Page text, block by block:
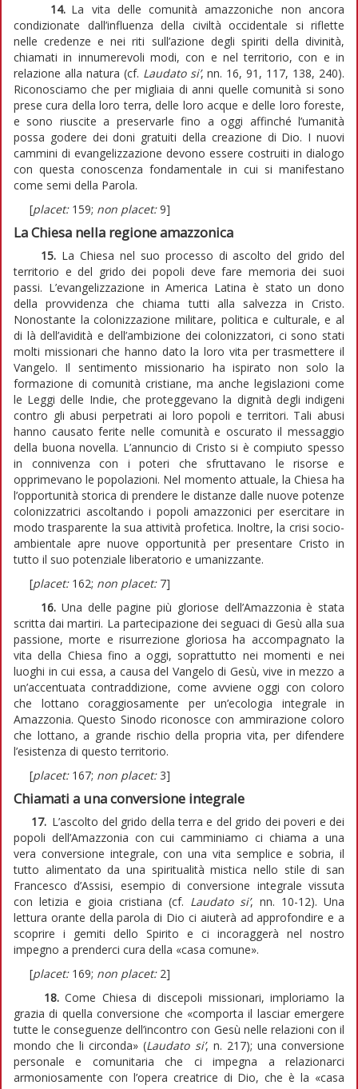
14. La vita delle comunità amazzoniche non ancora
condizionate dall’influenza della civiltà occidentale si riflette
nelle credenze e nei riti sull’azione degli spiriti della divinità,
chiamati in innumerevoli modi, con e nel territorio, con e in
relazione alla natura (cf. Laudato si’, nn. 16, 91, 117, 138, 240).
Riconosciamo che per migliaia di anni quelle comunità si sono
prese cura della loro terra, delle loro acque e delle loro foreste,
e sono riuscite a preservarle fino a oggi affinché l’umanità
possa godere dei doni gratuiti della creazione di Dio. I nuovi
cammini di evangelizzazione devono essere costruiti in dialogo
con questa conoscenza fondamentale in cui si manifestano
come semi della Parola.
[placet: 159; non placet:9]
La Chiesa nella regione amazzonica
15. La Chiesa nel suo processo di ascolto del grido del
territorio e del grido dei popoli deve fare memoria dei suoi
passi. L’evangelizzazione in America Latina è stato un dono
della provvidenza che chiama tutti alla salvezza in Cristo.
Nonostante la colonizzazione militare, politica e culturale, e al
di là dell’avidità e dell’ambizione dei colonizzatori, ci sono stati
molti missionari che hanno dato la loro vita per trasmettere il
Vangelo. Il sentimento missionario ha ispirato non solo la
formazione di comunità cristiane, ma anche legislazioni come
le Leggi delle Indie, che proteggevano la dignità degli indigeni
contro gli abusi perpetrati ai loro popoli e territori. Tali abusi
hanno causato ferite nelle comunità e oscurato il messaggio
della buona novella. L’annuncio di Cristo si è compiuto spesso
in connivenza con i poteri che sfruttavano le risorse e
opprimevano le popolazioni. Nel momento attuale, la Chiesa ha
l’opportunità storica di prendere le distanze dalle nuove potenze
colonizzatrici ascoltando i popoli amazzonici per esercitare in
modo trasparente la sua attività profetica. Inoltre, la crisi socio-
ambientale apre nuove opportunità per presentare Cristo in
tutto il suo potenziale liberatorio e umanizzante.
[placet: 162; non placet: 7]
16.Una delle pagine più gloriose dell’Amazzonia è stata
scritta dai martiri. La partecipazione dei seguaci di Gesù alla sua
passione, morte e risurrezione gloriosa ha accompagnato la
vita della Chiesa fino a oggi, soprattutto nei momenti e nei
luoghi in cui essa, a causa del Vangelo di Gesù, vive in mezzo a
un’accentuata contraddizione, come avviene oggi con coloro
che lottano coraggiosamente per un’ecologia integrale in
Amazzonia. Questo Sinodo riconosce con ammirazione coloro
che lottano, a grande rischio della propria vita, per difendere
l’esistenza di questo territorio.
[placet: 167; non placet: 3]
Chiamati a una conversione integrale
17. L’ascolto del grido della terra e del grido dei poveri e dei
popoli dell’Amazzonia con cui camminiamo ci chiama a una
vera conversione integrale, con una vita semplice e sobria, il
tutto alimentato da una spiritualità mistica nello stile di san
Francesco d’Assisi, esempio di conversione integrale vissuta
con letizia e gioia cristiana (cf. Laudato si’, nn. 10-12). Una
lettura orante della parola di Dio ci aiuterà ad approfondire e a
scoprire i gemiti dello Spirito e ci incoraggerà nel nostro
impegno a prenderci cura della «casa comune».
[placet: 169; non placet: 2]
18.Come Chiesa di discepoli missionari, imploriamo la
grazia di quella conversione che «comporta il lasciar emergere
tutte le conseguenze dell’incontro con Gesù nelle relazioni con il
mondo che li circonda» (Laudato si’, n. 217); una conversione
personale e comunitaria che ci impegna a relazionarci
armoniosamente con l’opera creatrice di Dio, che è la «casa